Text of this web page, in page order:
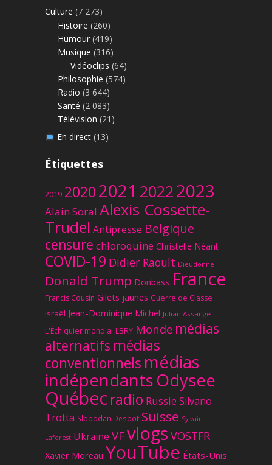
Culture (7 273)
Histoire (260)
Humour (419)
Musique (316)
Vidéoclips (64)
Philosophie (574)
Radio (3 644)
Santé (2 083)
Télévision (21)
En direct(13)
Étiquettes
2019 20202021 20222023
Alain Soral Alexis Cossette-
Trudel Antipresse Belgique
censure chloroquine Christelle Néant
COVID-19 Didier Raoult Dieudonné
Donald Trump Donbass France
Francis Cousin Gilets jaunes Guerre de Classe
Israël Jean-Dominique Michel Julian Assange
L'Échiquier mondial LBRY Monde médias
alternatifs médias
conventionnels médias
indépendantsOdysee
Québec radio Russie Silvano
Trotta Slobodan Despot Suisse Sylvain
Laforest Ukraine VFvlogs VOSTFR
Xavier Moreau YouTube États-Unis